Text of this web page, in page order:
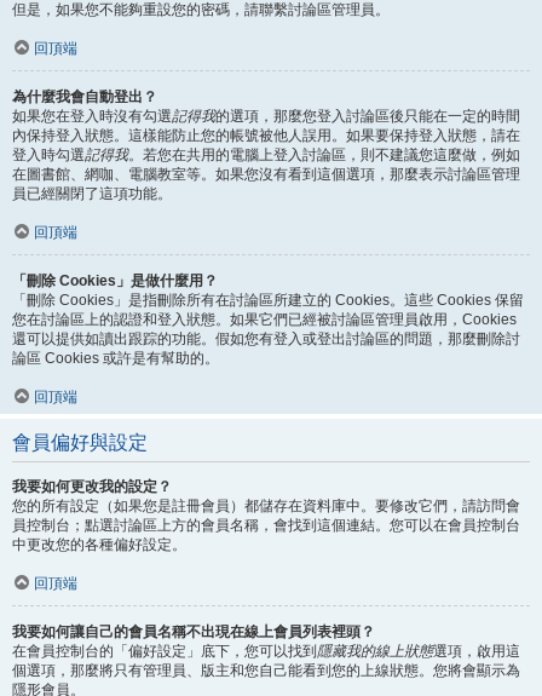
但是，如果您不能夠重設您的密碼，請聯繫討論區管理員。
回頂端
為什麼我會自動登出？
如果您在登入時沒有勾選記得我的選項，那麼您登入討論區後只能在一定的時間
內保持登入狀態。這樣能防止您的帳號被他人誤用。如果要保持登入狀態，請在
登入時勾選記得我。若您在共用的電腦上登入討論區，則不建議您這麼做，例如
在圖書館、網咖、電腦教室等。如果您沒有看到這個選項，那麼表示討論區管理
員已經關閉了這項功能。
回頂端
「刪除 Cookies」是做什麼用？
「刪除 Cookies」是指刪除所有在討論區所建立的 Cookies。這些 Cookies 保留
您在討論區上的認證和登入狀態。如果它們已經被討論區管理員啟用，Cookies
還可以提供如讀出跟踪的功能。假如您有登入或登出討論區的問題，那麼刪除討
論區 Cookies 或許是有幫助的。
回頂端
會員偏好與設定
我要如何更改我的設定？
您的所有設定（如果您是註冊會員）都儲存在資料庫中。要修改它們，請訪問會
員控制台；點選討論區上方的會員名稱，會找到這個連結。您可以在會員控制台
中更改您的各種偏好設定。
回頂端
我要如何讓自己的會員名稱不出現在線上會員列表裡頭？
在會員控制台的「偏好設定」底下，您可以找到 隱藏我的線上狀態選項，啟用這
個選項，那麼將只有管理員、版主和您自己能看到您的上線狀態。您將會顯示為
隱形會員。